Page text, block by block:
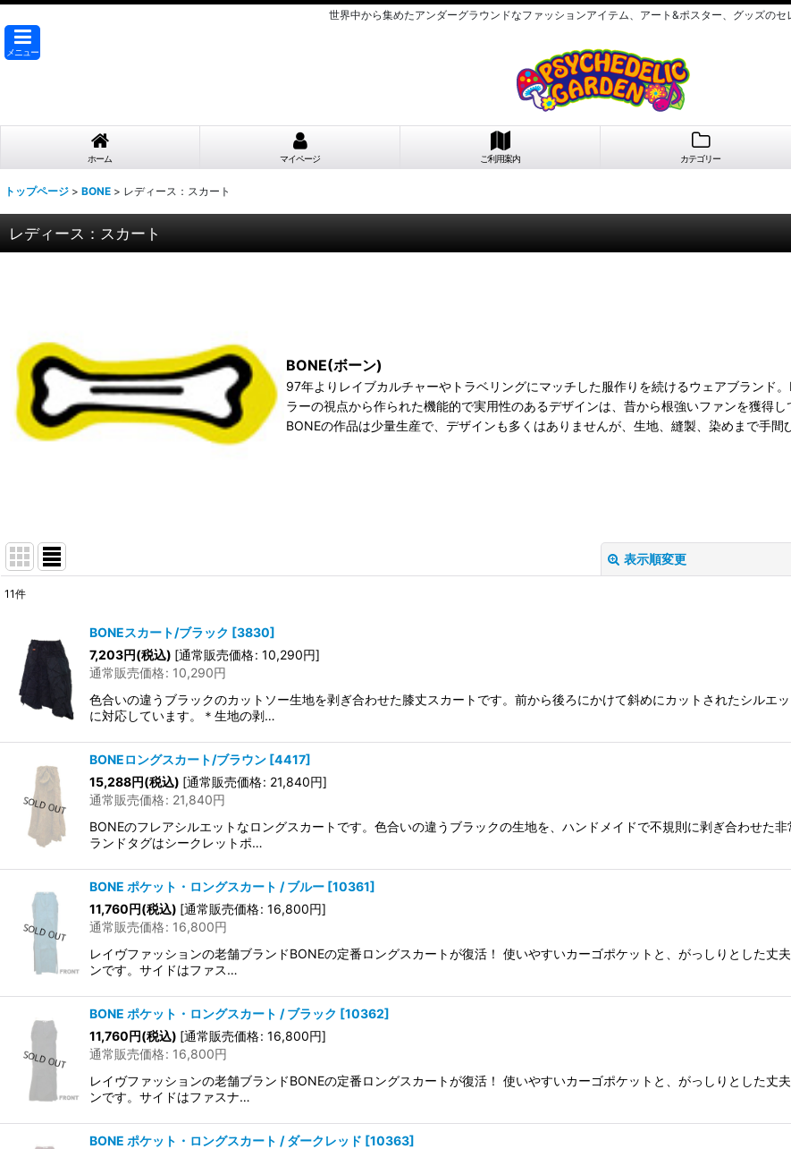
世界中から集めたアンダーグラウンドなファッションアイテム、アート&ポスター、グッズのセ
メニュー
ホーム マイページ ご利用案内 カテゴリー
トップページ > BONE > レディース：スカート
レディース：スカート
BONE(ボーン)
97年よりレイブカルチャーやトラベリングにマッチした服作りを続けるウェアブランド
ラーの視点から作られた機能的で実用性のあるデザインは、昔から根強いファンを獲得し
BONEの作品は少量生産で、デザインも多くはありませんが、生地、縫製、染めまで手間
表示順変更
在庫あり
並び順
絞り込む
11件
BONEスカート/ブラック [3830]
7,203円(税込) [通常販売価格: 10,290円]
通常販売価格: 10,290円
色合いの違うブラックのカットソー生地を剥ぎ合わせた膝丈スカートです。前から後ろにかけて斜めにカットされたシルエ
に対応しています。＊生地の剥…
BONEロングスカート/ブラウン [4417]
15,288円(税込) [通常販売価格: 21,840円]
通常販売価格: 21,840円
BONEのフレアシルエットなロングスカートです。色合いの違うブラックの生地を、ハンドメイドで不規則に剥ぎ合わせた
ランドタグはシークレットポ…
BONE ポケット・ロングスカート / ブルー [10361]
11,760円(税込) [通常販売価格: 16,800円]
通常販売価格: 16,800円
レイヴファッションの老舗ブランドBONEの定番ロングスカートが復活！ 使いやすいカーゴポケットと、がっしりとした丈
ンです。サイドはファス…
BONE ポケット・ロングスカート / ブラック [10362]
11,760円(税込) [通常販売価格: 16,800円]
通常販売価格: 16,800円
レイヴファッションの老舗ブランドBONEの定番ロングスカートが復活！ 使いやすいカーゴポケットと、がっしりとした丈
ンです。サイドはファスナ…
BONE ポケット・ロングスカート / ダークレッド [10363]